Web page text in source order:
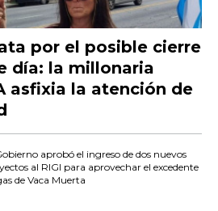
por el posible cierre
día: la millonaria
asfixia la atención de
aprobó el ingreso de dos nuevos
al RIGI para aprovechar el excedente
de Vaca Muerta